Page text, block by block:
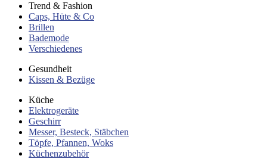
Trend & Fashion
Caps, Hüte & Co
Brillen
Bademode
Verschiedenes
Gesundheit
Kissen & Bezüge
Küche
Elektrogeräte
Geschirr
Messer, Besteck, Stäbchen
Töpfe, Pfannen, Woks
Küchenzubehör